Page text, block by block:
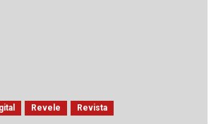
Revele Revista